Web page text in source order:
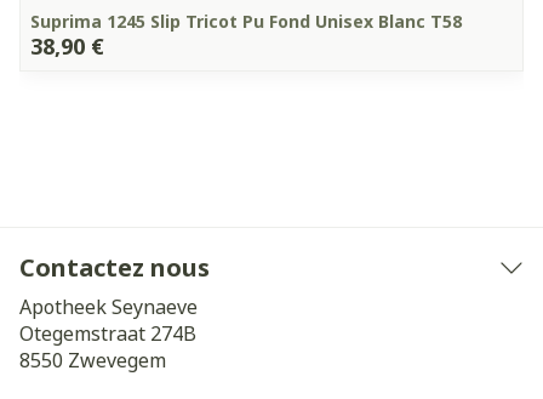
Suprima 1245 Slip Tricot Pu Fond Unisex Blanc T58
38,90 €
Contactez nous
Apotheek Seynaeve
Otegemstraat 274B
8550 Zwevegem